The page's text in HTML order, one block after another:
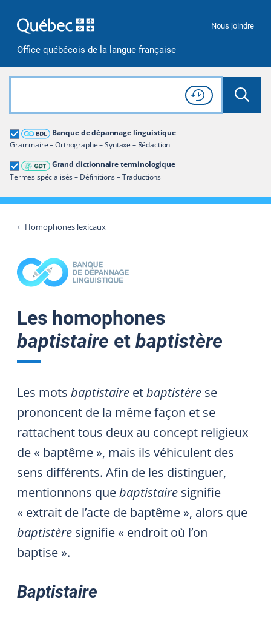
Office québécois de la langue française
Nous joindre
Rechercher dans tout le site
Lancer
Consulter l'
Historique
de recherche
Banque de dépannage linguistique
Grammaire – Orthographe – Syntaxe – Rédaction
Grand dictionnaire terminologique
Termes spécialisés – Définitions – Traductions
Grand dictionnaire terminologique
Restreindre aux termes
Homophones lexicaux
Les homophones
baptistaire et baptistère
Les mots baptistaire etbaptistère se
prononcent de la même façon et se
rattachent tous deux au concept religieux
de « baptême », mais ils véhiculent des
sens différents. Afin de les distinguer,
mentionnons quebaptistaire signifie
« extrait de l’acte de baptême », alors que
baptistère signifie « endroit où l’on
baptise ».
Baptistaire